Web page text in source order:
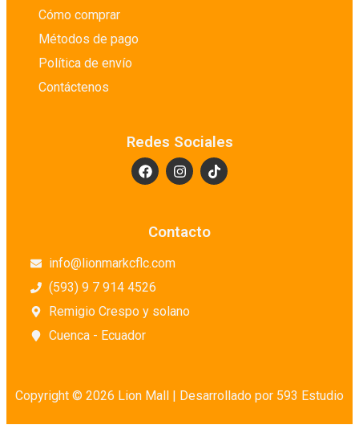
Cómo comprar
Métodos de pago
Política de envío
Contáctenos
Redes Sociales
Contacto
info@lionmarkcflc.com
(593) 9 7 914 4526
Remigio Crespo y solano
Cuenca - Ecuador
Copyright © 2026 Lion Mall | Desarrollado por 593 Estudio